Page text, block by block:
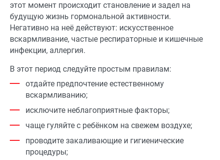
этот момент происходит становление и задел на
будущую жизнь гормональной активности.
Негативно на неё действуют: искусственное
вскармливание, частые респираторные и кишечные
инфекции, аллергия.
В этот период следуйте простым правилам:
отдайте предпочтение естественному
вскармливанию;
исключите неблагоприятные факторы;
чаще гуляйте с ребёнком на свежем воздухе;
проводите закаливающие и гигиенические
процедуры;